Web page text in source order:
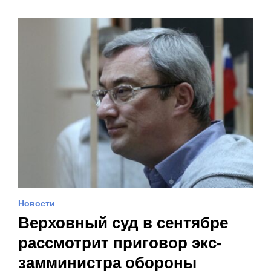
Новости
Верховный суд в сентябре
рассмотрит приговор экс-
замминистра обороны